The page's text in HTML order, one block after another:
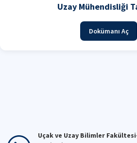
Uzay Mühendisliği
Dokümanı Aç
Uçak ve Uzay Bilimler